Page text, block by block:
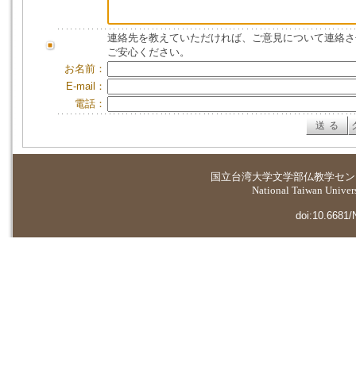
連絡先を教えていただければ、ご意見について連絡
ご安心ください。
お名前：
E-mail：
電話：
国立台湾大学文学部仏教学セ
National Taiwan
doi:10.6681/